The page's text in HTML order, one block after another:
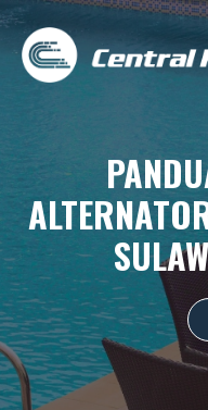
Skip
content